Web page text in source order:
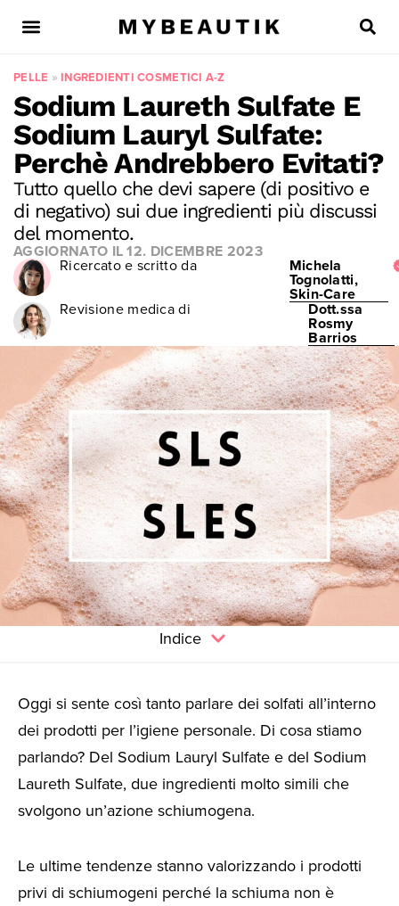
PELLE » INGREDIENTI COSMETICI A-Z
Sodium Laureth Sulfate E
Sodium Lauryl Sulfate:
Perchè Andrebbero Evitati?
Tutto quello che devi sapere (di positivo e
di negativo) sui due ingredienti più discussi
del momento.
AGGIORNATO IL12. DICEMBRE 2023
Ricercato e scritto da Michela
Tognolatti,
Skin-Care
Revisione medica di Dott.ssa
Rosmy
Barrios
Indice
Oggi si sente così tanto parlare dei solfati all’interno
dei prodotti per l’igiene personale. Di cosa stiamo
parlando? Del Sodium Lauryl Sulfate e del Sodium
Laureth Sulfate, due ingredienti molto simili che
svolgono un’azione schiumogena.
Le ultime tendenze stanno valorizzando i prodotti
privi di schiumogeni perché la schiuma non è